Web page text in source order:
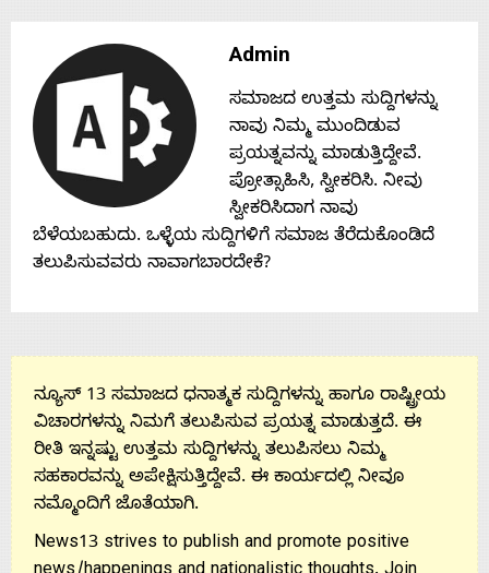
Admin
ಸಮಾಜದ ಉತ್ತಮ ಸುದ್ದಿಗಳನ್ನು
ನಾವು ನಿಮ್ಮ ಮುಂದಿಡುವ
ಪ್ರಯತ್ನವನ್ನು ಮಾಡುತ್ತಿದ್ದೇವೆ.
ಪ್ರೋತ್ಸಾಹಿಸಿ, ಸ್ವೀಕರಿಸಿ. ನೀವು
ಸ್ವೀಕರಿಸಿದಾಗ ನಾವು
ಬೆಳೆಯಬಹುದು. ಒಳ್ಳೆಯ ಸುದ್ದಿಗಳಿಗೆ ಸಮಾಜ ತೆರೆದುಕೊಂಡಿದೆ
ತಲುಪಿಸುವವರು ನಾವಾಗಬಾರದೇಕೆ?
ನ್ಯೂಸ್ 13 ಸಮಾಜದ ಧನಾತ್ಮಕ ಸುದ್ದಿಗಳನ್ನು ಹಾಗೂ ರಾಷ್ಟ್ರೀಯ
ವಿಚಾರಗಳನ್ನು ನಿಮಗೆ ತಲುಪಿಸುವ ಪ್ರಯತ್ನ ಮಾಡುತ್ತದೆ. ಈ
ರೀತಿ ಇನ್ನಷ್ಟು ಉತ್ತಮ ಸುದ್ದಿಗಳನ್ನು ತಲುಪಿಸಲು ನಿಮ್ಮ
ಸಹಕಾರವನ್ನು ಅಪೇಕ್ಷಿಸುತ್ತಿದ್ದೇವೆ. ಈ ಕಾರ್ಯದಲ್ಲಿ ನೀವೂ
ನಮ್ಮೊಂದಿಗೆ ಜೊತೆಯಾಗಿ.
News13 strives to publish and promote positive